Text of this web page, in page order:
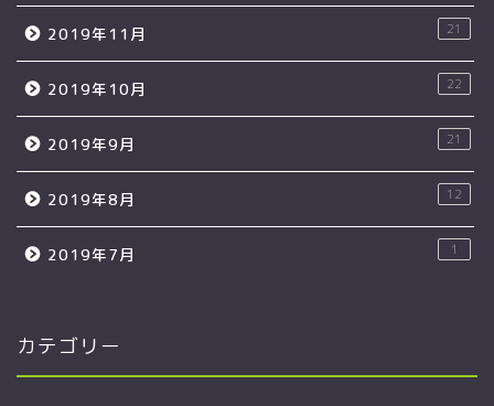
2019年11月 21
2019年10月 22
2019年9月 21
2019年8月 12
2019年7月 1
カテゴリー